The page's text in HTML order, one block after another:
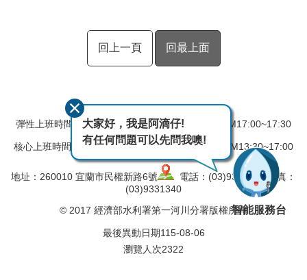
回上一頁 回最上面
彈性上班時間：AM08:00~08:30 彈性下班時間：PM17:00~17:30
核心上班時間：星期一 ~ 星期五 AM08:30~12:30 PM13:30~17:00
地址：260010 宜蘭市民權新路6號
電話：(03)9324031 傳真：
(03)9331340
© 2017 經濟部水利署第一河川分署版權所有
最後異動日期115-08-06
瀏覽人次2322
大家好，我是阿滴仔!
有任何問題可以先問我噢!
智能服務台